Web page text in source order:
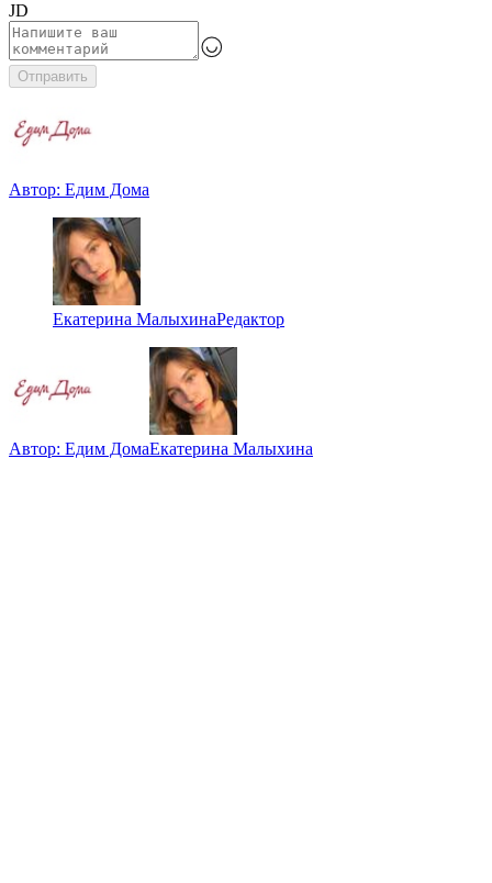
JD
Отправить
Автор: Едим Дома
Екатерина МалыхинаРедактор
Автор: Едим ДомаЕкатерина Малыхина